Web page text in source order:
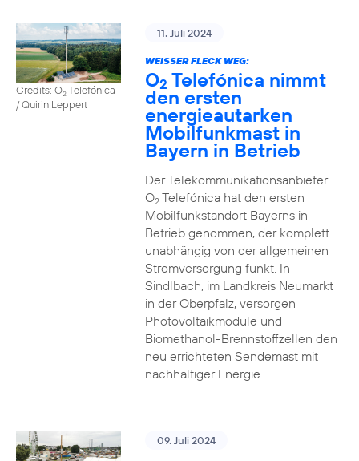
Credits: O2Telefónica
/ Quirin Leppert
11. Juli 2024
WEISSER FLECK WEG:
O2 Telefónica nimmt
den ersten
energieautarken
Mobilfunkmast in
Bayern in Betrieb
Der Telekommunikationsanbieter
O2Telefónica hat den ersten
Mobilfunkstandort Bayerns in
Betrieb genommen, der komplett
unabhängig von der allgemeinen
Stromversorgung funkt. In
Sindlbach, im Landkreis Neumarkt
in der Oberpfalz, versorgen
Photovoltaikmodule und
Biomethanol-Brennstoffzellen den
neu errichteten Sendemast mit
nachhaltiger Energie.
09. Juli 2024